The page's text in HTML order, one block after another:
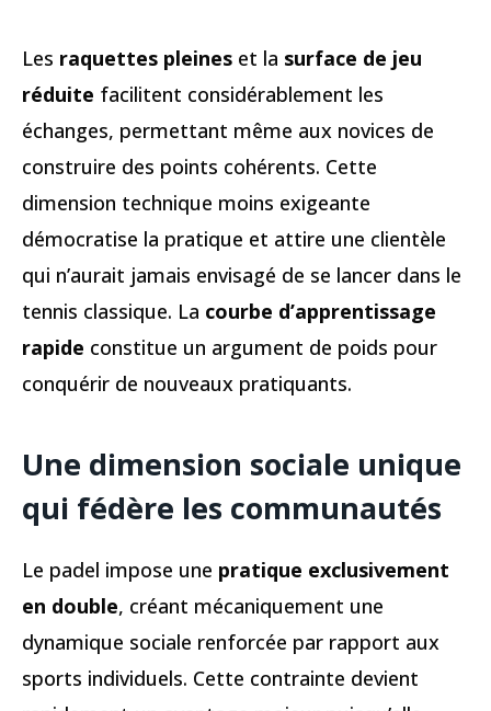
Les raquettes pleines et la surface de jeu
réduite facilitent considérablement les
échanges, permettant même aux novices de
construire des points cohérents. Cette
dimension technique moins exigeante
démocratise la pratique et attire une clientèle
qui n’aurait jamais envisagé de se lancer dans le
tennis classique. La courbe d’apprentissage
rapide constitue un argument de poids pour
conquérir de nouveaux pratiquants.
Une dimension sociale unique
qui fédère les communautés
Le padel impose une pratique exclusivement
en double, créant mécaniquement une
dynamique sociale renforcée par rapport aux
sports individuels. Cette contrainte devient